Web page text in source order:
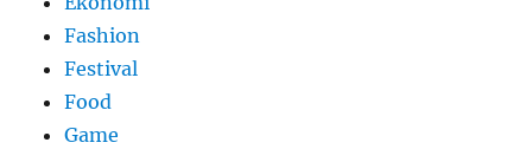
Fashion
Festival
Food
Game